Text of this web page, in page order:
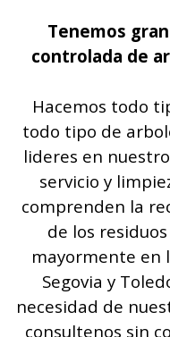
Tenemos
controlada de
Hacemos todo
todo tipo de
lideres en
servicio y
comprenden la
de los
mayormente en
Segovia y
necesidad de
consultenos sin